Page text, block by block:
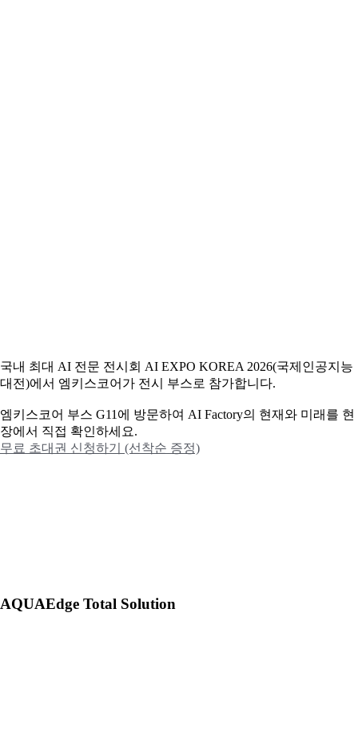
국내 최대 AI 전문 전시회 AI EXPO KOREA 2026(국제인공지능
대전)에서 엠키스코어가 전시 부스로 참가합니다.
엠키스코어 부스 G11에 방문하여 AI Factory의 현재와 미래를 현
장에서 직접 확인하세요.
무료 초대권 신청하기 (선착순 증정)
AQUAEdge Total Solution